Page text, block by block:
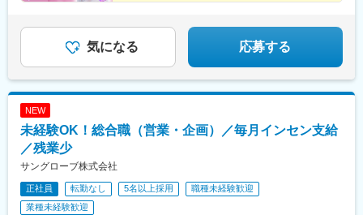
＃ 産休・育休／時短勤務制度あり
気になる 応募する
NEW
未経験OK！総合職（営業・企画）／毎月インセン支給
／残業少
サングローブ株式会社
正社員 転勤なし 5名以上採用
職種未経験歓迎
業種未経験歓迎